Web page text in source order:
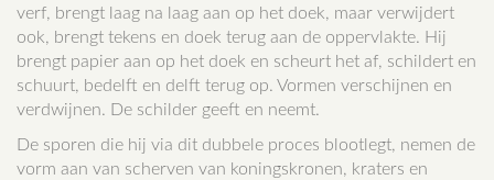
verf, brengt laag na laag aan op het doek, maar verwijdert
ook, brengt tekens en doek terug aan de oppervlakte. Hij
brengt papier aan op het doek en scheurt het af, schildert en
schuurt, bedelft en delft terug op. Vormen verschijnen en
verdwijnen. De schilder geeft en neemt.
De sporen die hij via dit dubbele proces blootlegt, nemen de
vorm aan van scherven van koningskronen, kraters en